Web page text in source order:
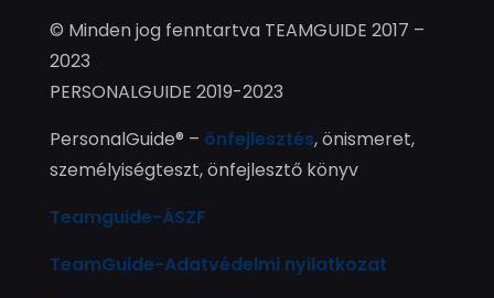
© Minden jog fenntartva TEAMGUIDE 2017 –
2023
PERSONALGUIDE 2019-2023
PersonalGuide® – önfejlesztés, önismeret,
személyiségteszt, önfejlesztő könyv
Teamguide-ÁSZF
TeamGuide-Adatvédelmi nyilatkozat